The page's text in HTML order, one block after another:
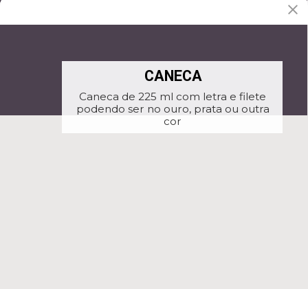
CANECA
Caneca de 225 ml com letra e filete
podendo ser no ouro, prata ou outra
cor